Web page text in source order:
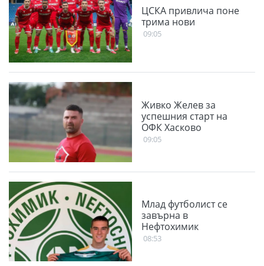
ЦСКА привлича поне
трима нови
09:05
Живко Желев за
успешния старт на
ОФК Хасково
09:05
Млад футболист се
завърна в
Нефтохимик
08:53